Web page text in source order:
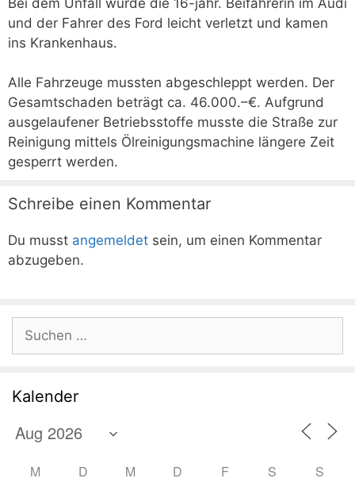
und der Fahrer des Ford leicht verletzt und kamen
ins Krankenhaus.
Alle Fahrzeuge mussten abgeschleppt werden. Der
Gesamtschaden beträgt ca. 46.000.–€. Aufgrund
ausgelaufener Betriebsstoffe musste die Straße zur
Reinigung mittels Ölreinigungsmachine längere Zeit
gesperrt werden.
Schreibe einen Kommentar
Du musst angemeldet sein, um einen Kommentar
abzugeben.
nach:
Kalender
M D M D F S S